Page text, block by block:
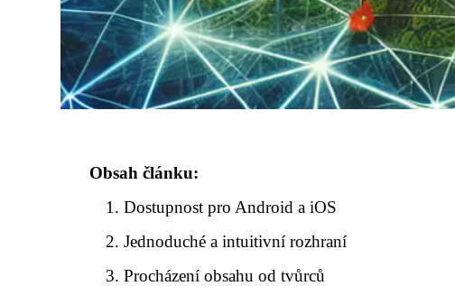
Obsah článku:
Dostupnost pro Android a iOS
Jednoduché a intuitivní rozhraní
Procházení obsahu od tvůrců